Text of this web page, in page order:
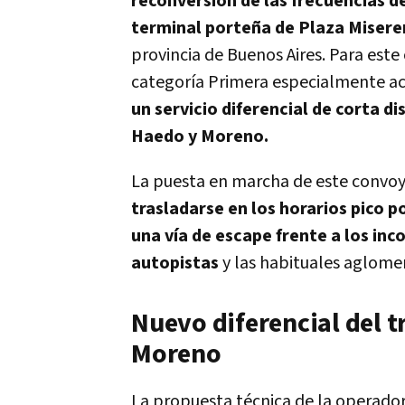
terminal porteña de Plaza
provincia de Buenos Aires. Para
categoría Primera especialmente
un servicio diferencial de corta
Haedo y Moreno.
La puesta en marcha de este
trasladarse en los horarios pico
una vía de escape frente a los
autopistasy las habituales
Nuevo diferencial del
Moreno